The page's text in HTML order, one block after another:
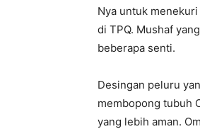
Nya untuk
di TPQ. Mushaf
beberapa senti.
Desingan peluru
membopong tubuh
yang lebih aman.